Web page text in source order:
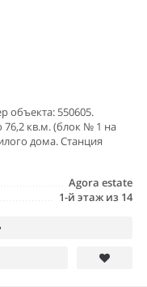
550605.
кв.м. (блок № 1 на
дома. Станция
Agora estate
1-й этаж из 14